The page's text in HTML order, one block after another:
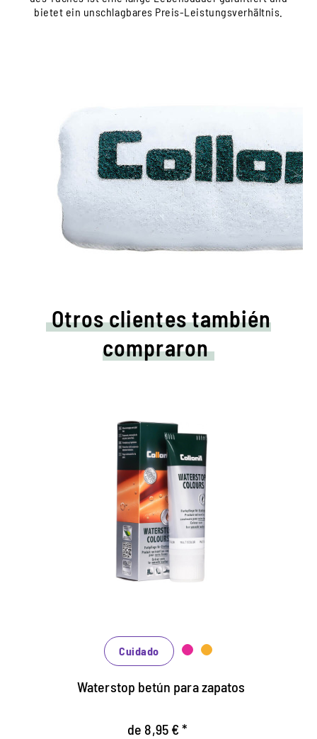
bietet ein unschlagbares Preis-Leistungsverhältnis.
Otros clientes también
compraron
Cuidados de colores y
crema impermeabilizadora.
Mantiene todos los materiales lisos de
cuero y de alta tecnología con efecto de
impermeabilización.
Cuidado
Waterstop betún para zapatos
de 8,95 € *